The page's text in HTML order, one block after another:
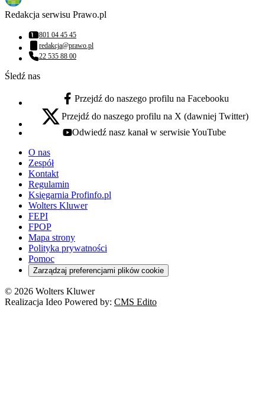
Redakcja serwisu Prawo.pl
Numer telefonu:
801 04 45 45
Adres email:
redakcja@prawo.pl
Numer telefonu:
22 535 88 00
Śledź nas
facebook - otwiera się w nowej karcie
Przejdź do naszego profilu na Facebooku
x - otwiera się w nowej karcie
Przejdź do naszego profilu na X (dawniej Twitter)
youtube - otwiera się w nowej karcie
Odwiedź nasz kanał w serwisie YouTube
O nas
Zespół
Kontakt
Regulamin
Księgarnia Profinfo.pl
Wolters Kluwer
FEPI
FPOP
Mapa strony
Polityka prywatności
Pomoc
Zarządzaj preferencjami plików cookie
© 2026 Wolters Kluwer
Realizacja Ideo Powered by: CMS Edito